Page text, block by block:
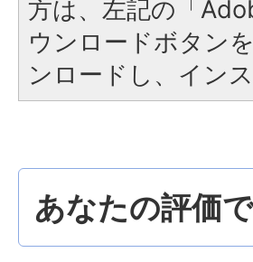
方は、左記の「
ウンロードボタン
ンロードし、イン
あなたの評価